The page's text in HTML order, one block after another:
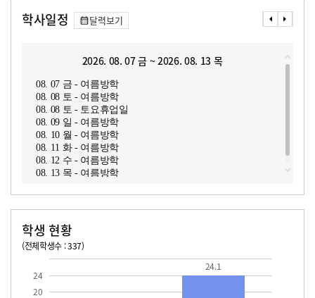
학사일정 달력보기
2026. 08. 07 금 ~ 2026. 08. 13 목
08. 07 금 - 여름방학
08. 08 토 - 여름방학
08. 08 토 - 토요휴업일
08. 09 일 - 여름방학
08. 10 월 - 여름방학
08. 11 화 - 여름방학
08. 12 수 - 여름방학
08. 13 목 - 여름방학
학생 현황
(전체학생수 : 337)
20
24
24.1